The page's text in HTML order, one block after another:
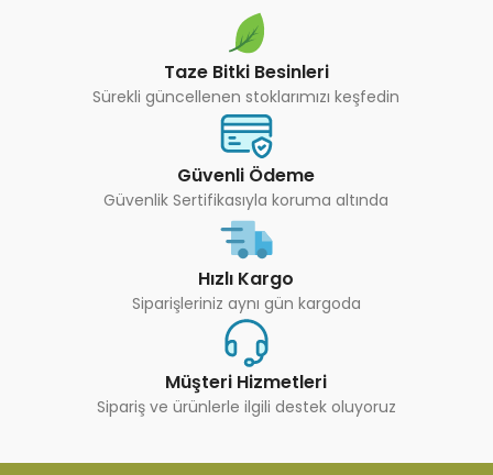
Taze Bitki Besinleri
Sürekli güncellenen stoklarımızı keşfedin
Güvenli Ödeme
Güvenlik Sertifikasıyla koruma altında
Hızlı Kargo
Siparişleriniz aynı gün kargoda
Müşteri Hizmetleri
Sipariş ve ürünlerle ilgili destek oluyoruz